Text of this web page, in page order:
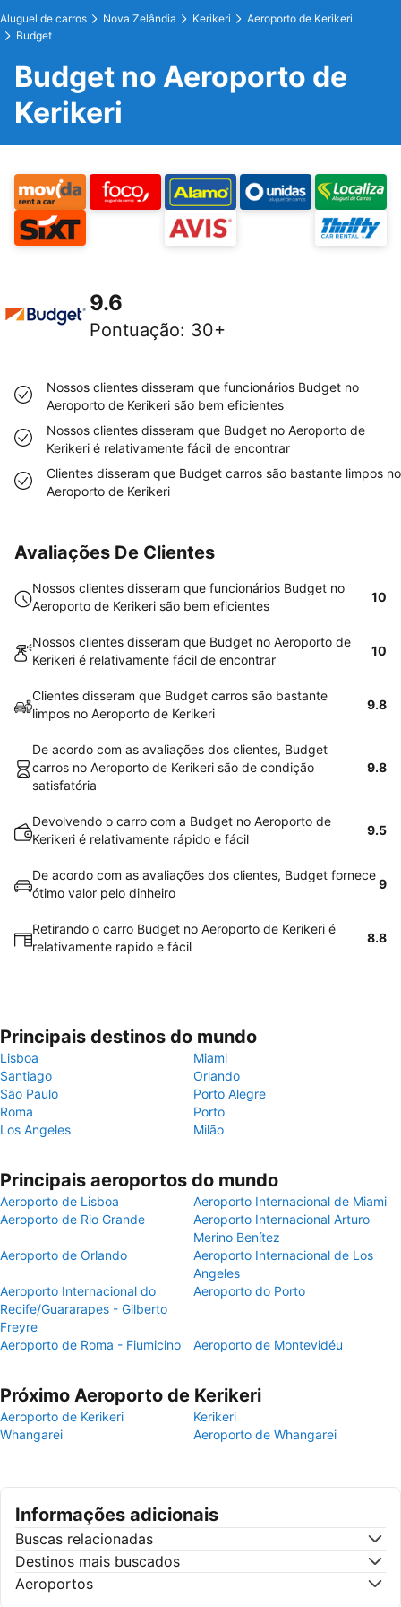
Aluguel de carros Nova Zelândia Kerikeri
Aeroporto de Kerikeri
Budget
Budget no Aeroporto de
Kerikeri
9.6
Pontuação: 30+
Nossos clientes disseram que funcionários Budget no
Aeroporto de Kerikeri são bem eficientes
Nossos clientes disseram que Budget no Aeroporto de
Kerikeri é relativamente fácil de encontrar
Clientes disseram que Budget carros são bastante limpos no
Aeroporto de Kerikeri
Avaliações De Clientes
Nossos clientes disseram que funcionários Budget no
Aeroporto de Kerikeri são bem eficientes
10
Nossos clientes disseram que Budget no Aeroporto de
Kerikeri é relativamente fácil de encontrar
10
Clientes disseram que Budget carros são bastante
limpos no Aeroporto de Kerikeri
9.8
De acordo com as avaliações dos clientes, Budget
carros no Aeroporto de Kerikeri são de condição
satisfatória
9.8
Devolvendo o carro com a Budget no Aeroporto de
Kerikeri é relativamente rápido e fácil
9.5
De acordo com as avaliações dos clientes, Budget fornece
ótimo valor pelo dinheiro
9
Retirando o carro Budget no Aeroporto de Kerikeri é
relativamente rápido e fácil
8.8
Principais destinos do mundo
Lisboa
Miami
Santiago
Orlando
São Paulo
Porto Alegre
Roma
Porto
Los Angeles
Milão
Principais aeroportos do mundo
Aeroporto de Lisboa
Aeroporto Internacional de Miami
Aeroporto de Rio Grande
Aeroporto Internacional Arturo
Merino Benítez
Aeroporto de Orlando
Aeroporto Internacional de Los
Angeles
Aeroporto Internacional do
Recife/Guararapes - Gilberto
Freyre
Aeroporto do Porto
Aeroporto de Roma - Fiumicino Aeroporto de Montevidéu
Próximo Aeroporto de Kerikeri
Aeroporto de Kerikeri
Kerikeri
Whangarei
Aeroporto de Whangarei
Informações adicionais
Buscas relacionadas
Destinos mais buscados
Aeroportos